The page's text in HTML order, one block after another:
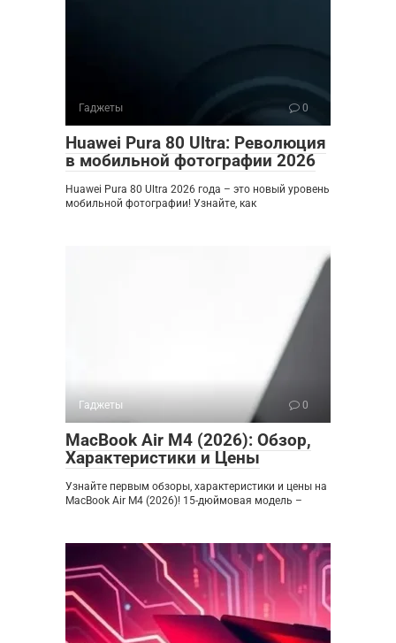
Гаджеты 0
Huawei Pura 80 Ultra: Революция
в мобильной фотографии 2026
Huawei Pura 80 Ultra 2026 года – это новый уровень
мобильной фотографии! Узнайте, как
Гаджеты 0
MacBook Air M4 (2026): Обзор,
Характеристики и Цены
Узнайте первым обзоры, характеристики и цены на
MacBook Air M4 (2026)! 15-дюймовая модель –